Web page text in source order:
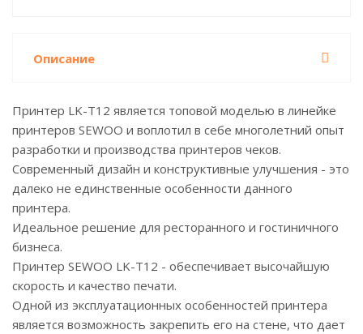
Описание
Принтер LK-T12 является топовой моделью в линейке
принтеров SEWOO и воплотил в себе многолетний опыт
разработки и производства принтеров чеков.
Современный дизайн и конструктивные улучшения - это
далеко не единственные особенности данного
принтера.
Идеальное решение для ресторанного и гостиничного
бизнеса.
Принтер SEWOO LK-T12 - обеспечивает высочайшую
скорость и качество печати.
Одной из эксплуатационных особенностей принтера
является возможность закрепить его на стене, что дает